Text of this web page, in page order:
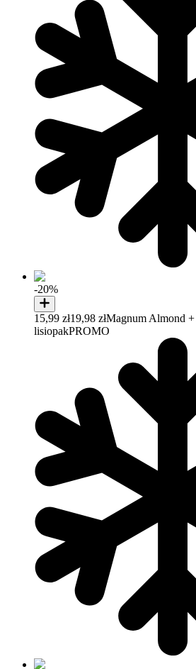
-20%
15,99 zł19,98 złMagnum Almond
lisiopakPROMO